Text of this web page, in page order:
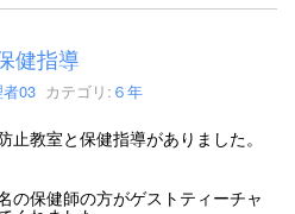
健指導
03 カテゴリ: ６年
教室と保健指導がありました。
の保健師の方がゲストティーチャ